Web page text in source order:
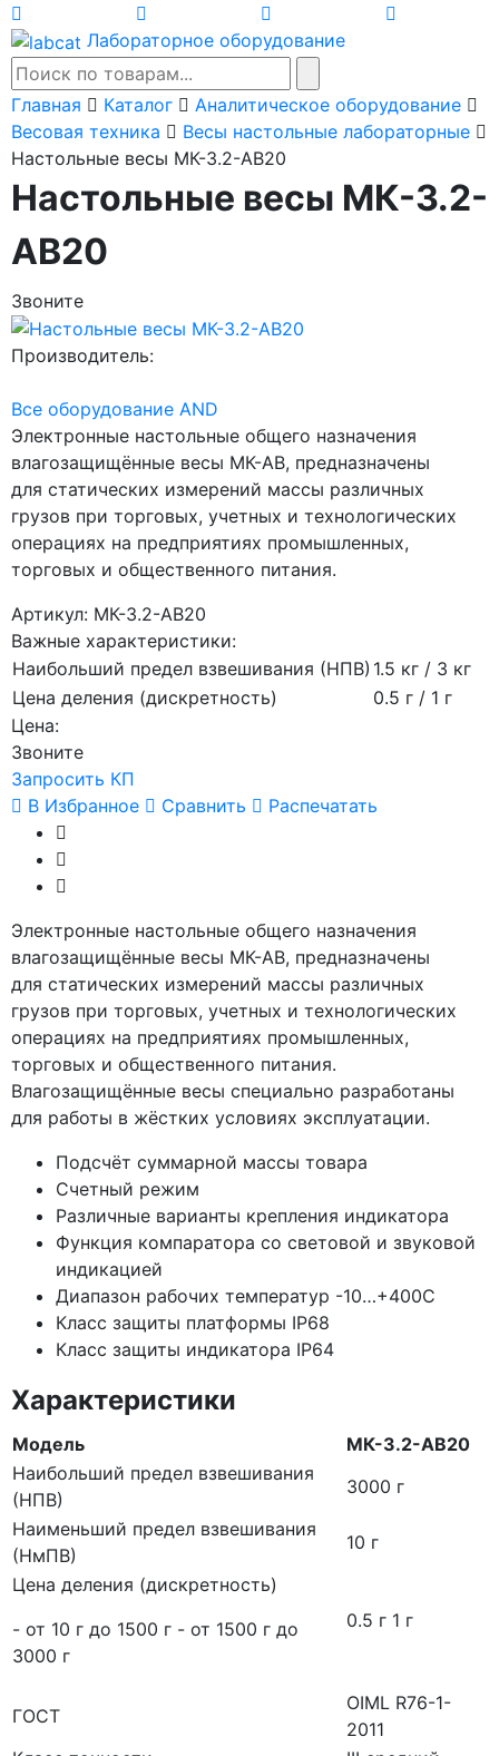
Лабораторное оборудование
Главная Каталог
Аналитическое оборудование
Весовая техника
Весы настольные лабораторные
Настольные весы МК-3.2-АВ20
Настольные весы МК-3.2-
АВ20
Звоните
Производитель:
Все оборудование AND
Электронные настольные общего назначения
влагозащищённые весы МК-АВ, предназначены
для статических измерений массы различных
грузов при торговых, учетных и технологических
операциях на предприятиях промышленных,
торговых и общественного питания.
Артикул: МК-3.2-АВ20
Важные характеристики:
Наибольший предел взвешивания (НПВ) 1.5 кг / 3 кг
Цена деления (дискретность)
0.5 г / 1 г
Цена:
Звоните
Запросить КП
В Избранное
Сравнить Распечатать
Электронные настольные общего назначения
влагозащищённые весы МК-АВ, предназначены
для статических измерений массы различных
грузов при торговых, учетных и технологических
операциях на предприятиях промышленных,
торговых и общественного питания.
Влагозащищённые весы специально разработаны
для работы в жёстких условиях эксплуатации.
Подсчёт суммарной массы товара
Счетный режим
Различные варианты крепления индикатора
Функция компаратора со световой и звуковой
индикацией
Диапазон рабочих температур -10…+400С
Класс защиты платформы IP68
Класс защиты индикатора IP64
Характеристики
Модель
МК-3.2-АВ20
Наибольший предел взвешивания
(НПВ)
3000 г
Наименьший предел взвешивания
(НмПВ)
10 г
Цена деления (дискретность)
- от 10 г до 1500 г - от 1500 г до
3000 г
0.5 г 1 г
ГОСТ
OIML R76-1-
2011